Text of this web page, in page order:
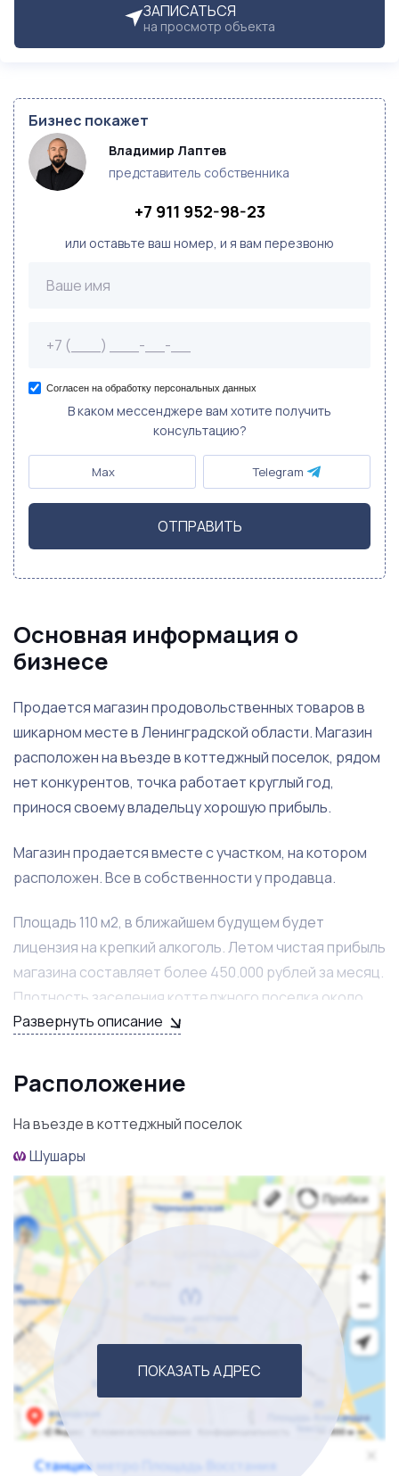
ЗАПИСАТЬСЯ
на просмотр объекта
Бизнес покажет
Владимир Лаптев
представитель собственника
+7 911 952-98-23
или оставьте ваш номер, и я вам перезвоню
Согласен на обработку персональных данных
В каком мессенджере вам хотите получить
консультацию?
Max Telegram
ОТПРАВИТЬ
Основная информация о
бизнесе
Продается магазин продовольственных товаров в
шикарном месте в Ленинградской области. Магазин
расположен на въезде в коттеджный поселок, рядом
нет конкурентов, точка работает круглый год,
принося своему владельцу хорошую прибыль.
Магазин продается вместе с участком, на котором
расположен. Все в собственности у продавца.
Площадь 110 м2, в ближайшем будущем будет
лицензия на крепкий алкоголь. Летом чистая прибыль
магазина составляет более 450.000 рублей за месяц.
Плотность заселения коттеджного поселка около
60%, однако стройка идет полным ходом и заселение
влияет на обороты магазина и чистую прибыль для
владельца бизнеса.
оставшиеся вопросы.
Развернуть описание
Расположение
На въезде в коттеджный поселок
Шушары
ПОКАЗАТЬ АДРЕС